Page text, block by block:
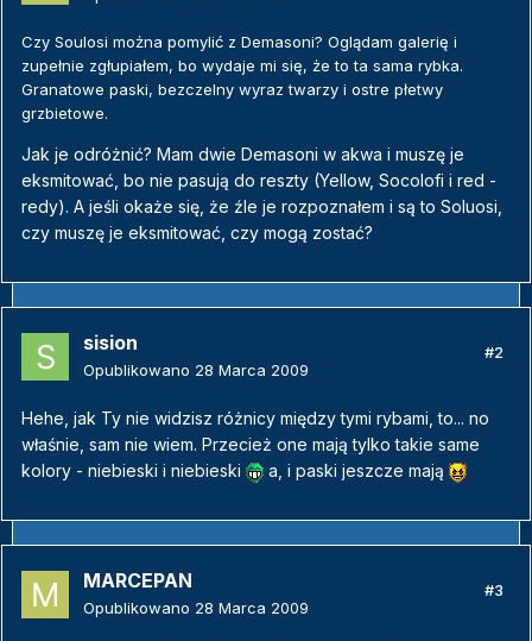
Czy Soulosi można pomylić z Demasoni? Oglądam galerię i
zupełnie zgłupiałem, bo wydaje mi się, że to ta sama rybka.
Granatowe paski, bezczelny wyraz twarzy i ostre płetwy
grzbietowe.
Jak je odróżnić? Mam dwie Demasoni w akwa i muszę je
eksmitować, bo nie pasują do reszty (Yellow, Socolofi i red -
redy). A jeśli okaże się, że źle je rozpoznałem i są to Soluosi,
czy muszę je eksmitować, czy mogą zostać?
sision
Opublikowano 28 Marca 2009
#2
Hehe, jak Ty nie widzisz różnicy między tymi rybami, to... no
właśnie, sam nie wiem. Przecież one mają tylko takie same
kolory - niebieski i niebieski
a, i paski jeszcze mają
MARCEPAN
Opublikowano 28 Marca 2009
#3